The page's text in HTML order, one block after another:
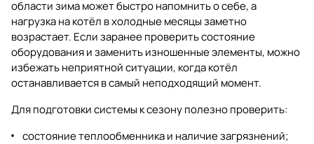
области зима может быстро напомнить о себе, а
нагрузка на котёл в холодные месяцы заметно
возрастает. Если заранее проверить состояние
оборудования и заменить изношенные элементы, можно
избежать неприятной ситуации, когда котёл
останавливается в самый неподходящий момент.
Для подготовки системы к сезону полезно проверить:
состояние теплообменника и наличие загрязнений;